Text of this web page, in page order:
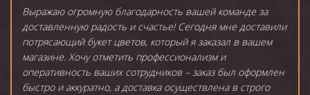
Выражаю огромную благодарность вашей команде за
доставленную радость и счастье! Сегодня мне доставили
потрясающий букет цветов, который я заказал в вашем
магазине. Хочу отметить профессионализм и
оперативность ваших сотрудников – заказ был оформлен
быстро и аккуратно, а доставка осуществлена в строго